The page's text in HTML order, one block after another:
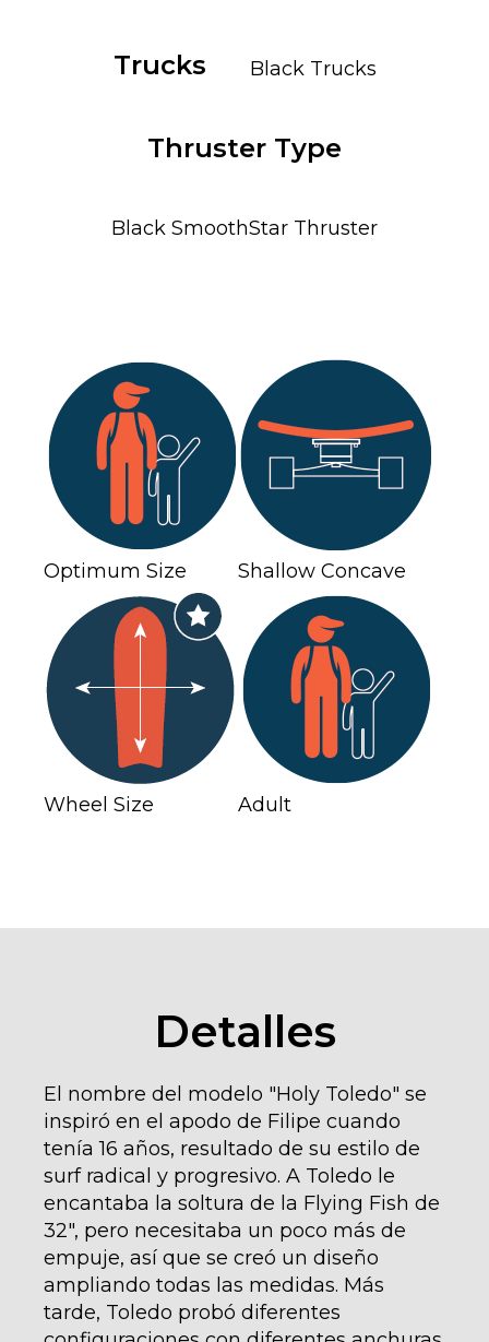
Trucks Black Trucks
Thruster Type
Black SmoothStar Thruster
Optimum Size Shallow Concave
Wheel Size Adult
Detalles
El nombre del modelo "Holy Toledo" se
inspiró en el apodo de Filipe cuando
tenía 16 años, resultado de su estilo de
surf radical y progresivo. A Toledo le
encantaba la soltura de la Flying Fish de
32", pero necesitaba un poco más de
empuje, así que se creó un diseño
ampliando todas las medidas. Más
tarde, Toledo probó diferentes